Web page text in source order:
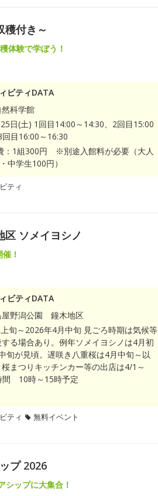
穫付き～
体験で学ぼう！
ビティDATA
科学館
日(土) 1回目14:00～14:30、2回目15:00
回目16:00～16:30
：1組300円 ※別途入館料が必要（大人
中学生100円）
ティ
区 ソメイヨシノ
！
ビティDATA
屋野潟公園 鐘木地区
旬～2026年4月中旬 見ごろ時期は気候等
る場合あり。例年ソメイヨシノは4月初
旬が見頃。遅咲き八重桜は4月中旬～以
まつりキッチンカー等の出店は4/1～
間 10時～15時予定
ティ 無料イベント
プ 2026
シップに大集合！